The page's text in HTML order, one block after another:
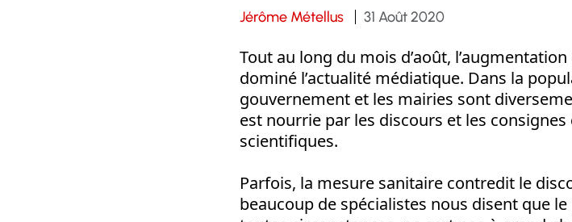
Jérôme Métellus 31 Août 2020
Tout au long du mois d’août,
dominé l’actualité médiatique. Dans la
gouvernement et les mairies sont
est nourrie par les discours et les
scientifiques.
Parfois, la mesure sanitaire contredit le
beaucoup de spécialistes nous disent que